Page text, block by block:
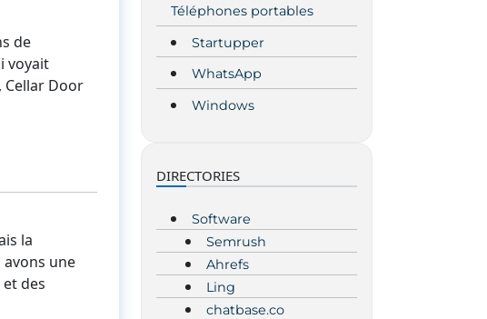
de
voyait
Cellar Door
la
une
des
Téléphones portables
Startupper
WhatsApp
Windows
DIRECTORIES
Software
Semrush
Ahrefs
Ling
chatbase.co